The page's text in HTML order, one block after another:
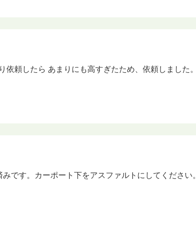
依頼したら あまりにも高すぎたため、依頼しました
です。カーポート下をアスファルトにしてください